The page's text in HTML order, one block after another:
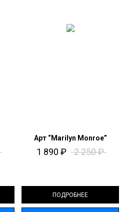
Арт “Marilyn Monroe”
1 890 ₽ 2 250₽
ПОДРОБНЕЕ